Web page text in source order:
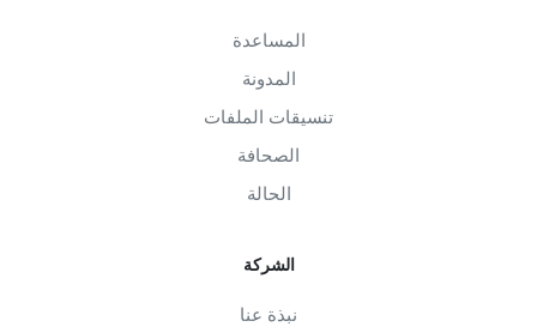
المساعدة
المدونة
تنسيقات الملفات
الصحافة
الحالة
الشركة
نبذة عنا